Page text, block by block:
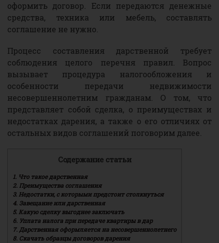
оформить договор. Если передаются денежные
средства, техника или мебель, составлять
соглашение не нужно.
Процесс составления дарственной требует
соблюдения целого перечня правил. Вопрос
вызывает процедура налогообложения и
особенности передачи недвижимости
несовершеннолетним гражданам. О том, что
представляет собой сделка, о преимуществах и
недостатках дарения, а также о его отличиях от
остальных видов соглашений поговорим далее.
Содержание статьи
1. Что такое дарственная
2. Преимущества соглашения
3. Недостатки, с которыми предстоит столкнуться
4. Завещание или дарственная
5. Какую сделку выгоднее заключать
6. Уплата налога при передаче квартиры в дар
7. Дарственная оформляется на несовершеннолетнего
8. Скачать образцы договоров дарения